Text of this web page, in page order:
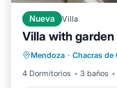
Nueva Villa
Villa with garden
Mendoza · Chacras de
4 Dormitorios
3 baños
Bañera de
Piscina